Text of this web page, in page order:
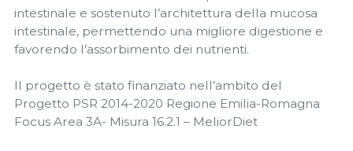
intestinale e sostenuto l’architettura della mucosa
intestinale, permettendo una migliore digestione e
favorendo l’assorbimento dei nutrienti.
Il progetto è stato finanziato nell’ambito del
Progetto PSR 2014-2020 Regione Emilia-Romagna
Focus Area 3A- Misura 16.2.1 – MeliorDiet